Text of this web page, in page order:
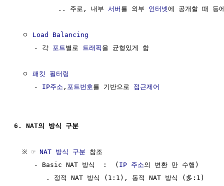
           .. 주로, 내부
서버 를 외부 인터넷에 공개할 때 등
  ㅇ
Load Balancing
     - 각
포트 별로 트래픽 을 균형있게 함
  ㅇ
패킷 필터링
     -
IP주소 , 포트번호를 기반으로 접근제어
6. NAT의 방식 구분
  ※ ☞
NAT 방식 구분 참조
     - Basic NAT 방식  :  (
IP 주소의 변환 만 수행)
        . 정적 NAT 방식 (1:1), 동적 NAT 방식 (多:1)